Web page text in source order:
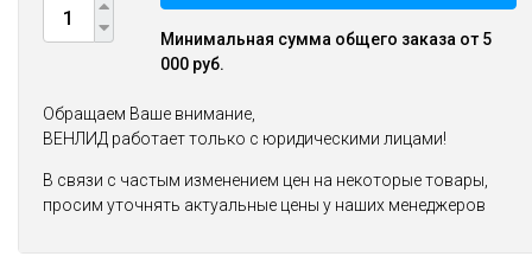
Минимальная сумма общего заказа от 5
000 руб.
Обращаем Ваше внимание,
ВЕНЛИД работает только с юридическими лицами!
В связи с частым изменением цен на некоторые товары,
просим уточнять актуальные цены у наших менеджеров